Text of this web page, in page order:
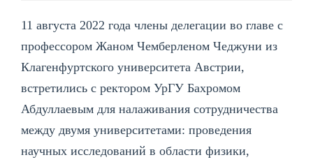
11 августа 2022 года члены делегации во главе с
профессором Жаном Чемберленом Чеджуни из
Клагенфуртского университета Австрии,
встретились с ректором УрГУ Бахромом
Абдуллаевым для налаживания сотрудничества
между двумя университетами: проведения
научных исследований в области физики,